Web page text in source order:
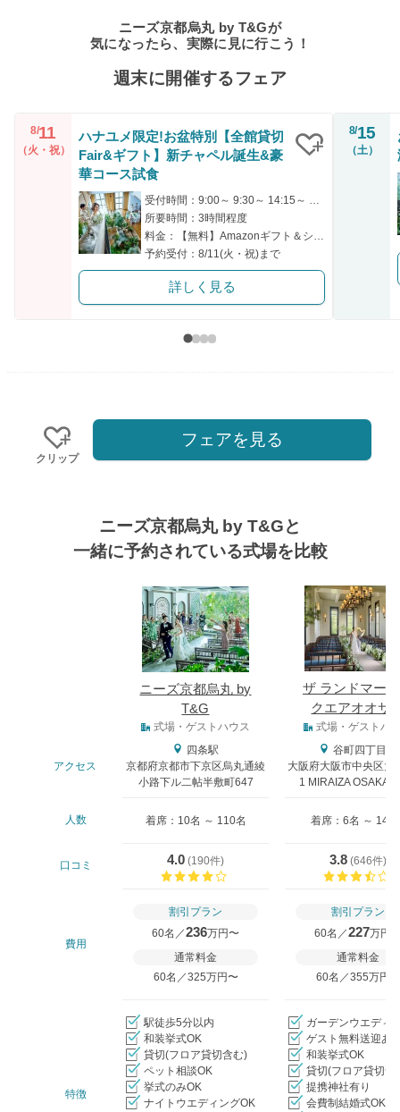
ニーズ京都烏丸 by T&Gが
気になったら、実際に見に行こう！
週末に開催するフェア
8/11
（火・祝）
ハナユメ限定!お盆特別【全館貸切
Fair&ギフト】新チャペル誕生&豪
華コース試食
受付時間：9:00～ 9:30～ 14:15～ 14:30～ 17:00～
所要時間：3時間程度
料金：【無料】Amazonギフト＆シェフ厳選の特別試食付き
予約受付：8/11(火・祝)まで
詳しく見る
8/15
（土）
クリップ
フェアを見る
ニーズ京都烏丸 by T&Gと
一緒に予約されている式場を比較
ニーズ京都烏丸 by
T&G
ザ ランドマー
クエアオオサ
式場・ゲストハウス 式場・ゲストハ
アクセス
四条駅
京都府京都市下京区烏丸通綾
小路下ル二帖半敷町647
谷町四丁目駅
大阪府大阪市中央区大
1 MIRAIZA OSAKA-
人数 着席：10名 ～ 110名 着席：6名 ～ 146
口コミ 4.0 (190件)
3.8 (646件)
費用
割引プラン
60名／236万円〜
通常料金
60名／325万円〜
割引プラン
60名／227万円
通常料金
60名／355万円〜
特徴
駅徒歩5分以内
和装挙式OK
貸切(フロア貸切含む)
ペット相談OK
挙式のみOK
ナイトウエディングOK
ガーデンウエディ
ゲスト無料送迎あ
和装挙式OK
貸切(フロア貸切含
提携神社有り
会費制結婚式OK